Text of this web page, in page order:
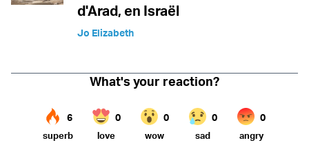
d'Arad, en Israël
Jo Elizabeth